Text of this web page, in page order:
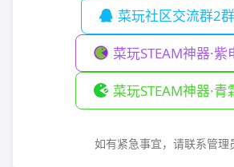
菜玩社区交流群2群
菜玩STEAM神器·紫
菜玩STEAM神器·青
如有紧急事宜，请联系管理